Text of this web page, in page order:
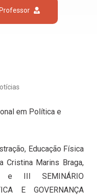
Professor
em Política e
Educação Física
Cristina Marins Braga,
III SEMINÁRIO
E GOVERNANÇA